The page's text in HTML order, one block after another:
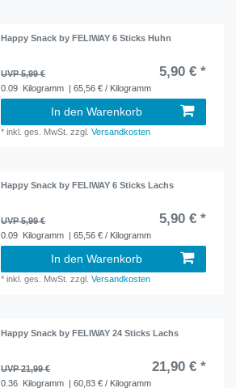
Happy Snack by FELIWAY 6 Sticks Huhn
UVP 5,99 € 5,90 € *
0.09 Kilogramm | 65,56 € / Kilogramm
In den Warenkorb
*inkl. ges. MwSt. zzgl.Versandkosten
Happy Snack by FELIWAY 6 Sticks Lachs
UVP 5,99 € 5,90 € *
0.09 Kilogramm | 65,56 € / Kilogramm
In den Warenkorb
*inkl. ges. MwSt. zzgl.Versandkosten
Happy Snack by FELIWAY 24 Sticks Lachs
UVP 21,99 € 21,90 € *
0.36 Kilogramm | 60,83 € / Kilogramm